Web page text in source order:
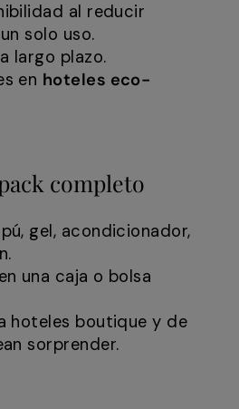
al reducir
solo uso.
largo plazo.
en hoteles eco-
completo
gel, acondicionador,
una caja o bolsa
hoteles boutique y de
sorprender.